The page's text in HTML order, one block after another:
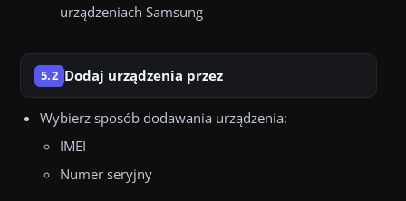
urządzeniach Samsung
5.2 Dodaj urządzenia przez
Wybierz sposób dodawania urządzenia:
IMEI
Numer seryjny